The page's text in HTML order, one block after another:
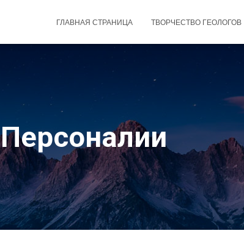
ГЛАВНАЯ СТРАНИЦА ТВОРЧЕСТВО ГЕОЛОГОВ
Персоналии